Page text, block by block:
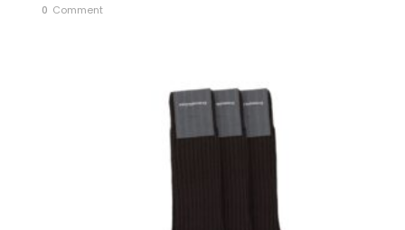
0 Comment